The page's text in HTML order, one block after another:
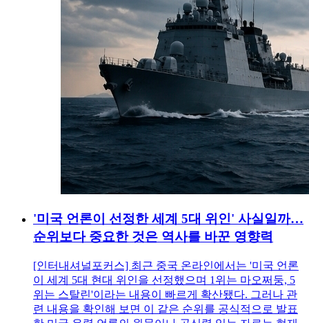
'미국 언론이 선정한 세계 5대 위인' 사실일까…
순위보다 중요한 것은 역사를 바꾼 영향력
[인터내셔널포커스] 최근 중국 온라인에서는 '미국 언론
이 세계 5대 현대 위인을 선정했으며 1위는 마오쩌둥, 5
위는 스탈린'이라는 내용이 빠르게 확산됐다. 그러나 관
련 내용을 확인해 보면 이 같은 순위를 공식적으로 발표